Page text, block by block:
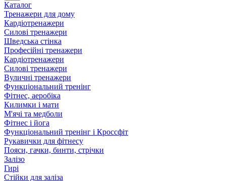
Каталог
Тренажери для дому
Кардіотренажери
Силові тренажери
Шведська стінка
Професійні тренажери
Кардіотренажери
Силові тренажери
Вуличні тренажери
Функціональний тренінг
Фітнес, аеробіка
Килимки і мати
М'ячі та медболи
Фітнес і йога
Функціональний тренінг і Кроссфіт
Рукавички для фітнесу
Пояси, гачки, бинти, стрічки
Залізо
Гирі
Стійки для заліза